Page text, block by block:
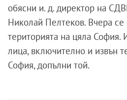
обясни и. д. директор на
Николай Пелтеков. Вчера
територията на цяла
лица, включително и извън
София, допълни той.